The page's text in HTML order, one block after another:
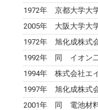
1972年 京都大学大
2005年 大阪大学大
1972年 旭化成株式
1992年 同 イオン二
1994年 株式会社エ
1997年 旭化成株式
2001年 同 電池材